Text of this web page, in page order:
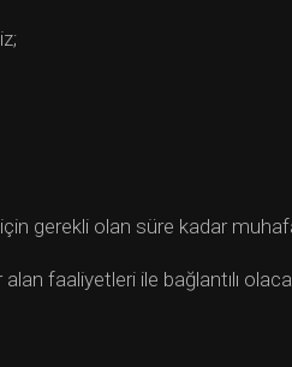
gerekli olan süre kadar
faaliyetleri ile bağlantılı